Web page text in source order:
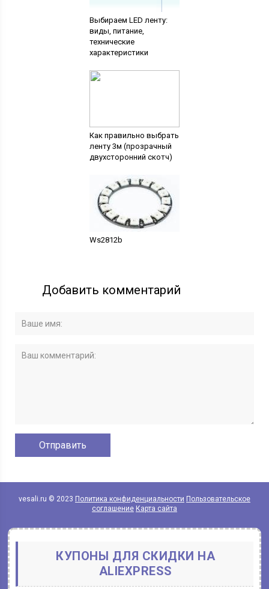
Выбираем LED ленту:
виды, питание,
технические
характеристики
Как правильно выбрать
ленту 3м (прозрачный
двухсторонний скотч)
Ws2812b
Добавить комментарий
vesali.ru © 2023 Политика конфиденциальности Пользовательское
соглашение Карта сайта
КУПОНЫ ДЛЯ СКИДКИ НА
ALIEXPRESS